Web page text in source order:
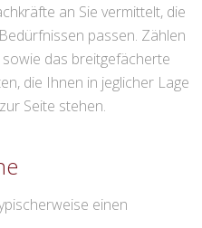
an Sie vermittelt, die
passen. Zählen
das breitgefächerte
die Ihnen in jeglicher Lage
Seite stehen.
einen